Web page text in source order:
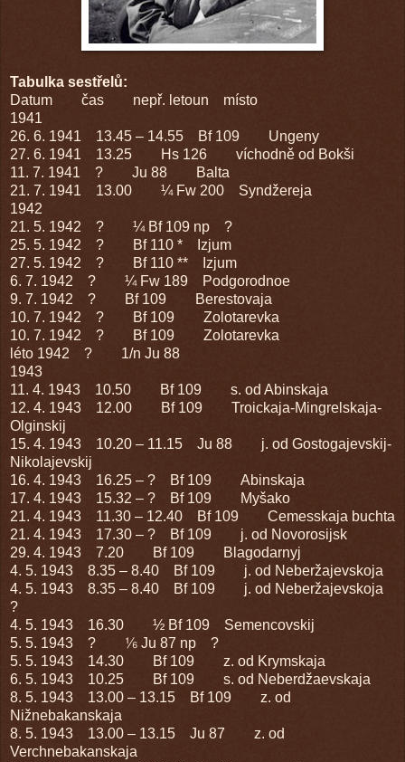
Tabulka sestřelů:
Datum čas nepř. letoun místo
1941
26. 6. 1941 13.45 – 14.55 Bf 109 Ungeny
27. 6. 1941 13.25 Hs 126 víchodně od Bokši
11. 7. 1941 ? Ju 88 Balta
21. 7. 1941 13.00 ¼ Fw 200 Syndžereja
1942
21. 5. 1942 ? ¼ Bf 109 np ?
25. 5. 1942 ? Bf 110 * Izjum
27. 5. 1942 ? Bf 110 ** Izjum
6. 7. 1942 ? ¼ Fw 189 Podgorodnoe
9. 7. 1942 ? Bf 109 Berestovaja
10. 7. 1942 ? Bf 109 Zolotarevka
10. 7. 1942 ? Bf 109 Zolotarevka
léto 1942 ? 1/n Ju 88
1943
11. 4. 1943 10.50 Bf 109 s. od Abinskaja
12. 4. 1943 12.00 Bf 109 Troickaja-Mingrelskaja-
Olginskij
15. 4. 1943 10.20 – 11.15 Ju 88 j. od Gostogajevskij-
Nikolajevskij
16. 4. 1943 16.25 – ? Bf 109 Abinskaja
17. 4. 1943 15.32 – ? Bf 109 Myšako
21. 4. 1943 11.30 – 12.40 Bf 109 Cemesskaja buchta
21. 4. 1943 17.30 – ? Bf 109 j. od Novorosijsk
29. 4. 1943 7.20 Bf 109 Blagodarnyj
4. 5. 1943 8.35 – 8.40 Bf 109 j. od Neberžajevskoja
4. 5. 1943 8.35 – 8.40 Bf 109 j. od Neberžajevskoja
?
4. 5. 1943 16.30 ½ Bf 109 Semencovskij
5. 5. 1943 ? ⅙ Ju 87 np ?
5. 5. 1943 14.30 Bf 109 z. od Krymskaja
6. 5. 1943 10.25 Bf 109 s. od Neberdžaevskaja
8. 5. 1943 13.00 – 13.15 Bf 109 z. od
Nižnebakanskaja
8. 5. 1943 13.00 – 13.15 Ju 87 z. od
Verchnebakanskaja